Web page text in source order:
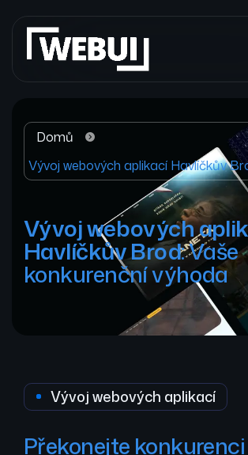
Domů
Vývoj webových aplikací Havlíčkův
Vývoj webových
Havlíčkův Brod: Vaše
konkurenční výhoda
Vývoj webových aplikací
Překonejte